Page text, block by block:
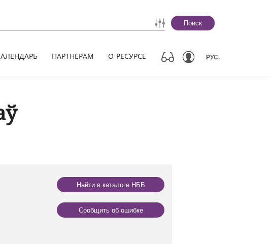
Поиск
ПАРТНЕРАМ О РЕСУРСЕ РУС.
Найти в каталоге НББ
Сообщить об ошибке